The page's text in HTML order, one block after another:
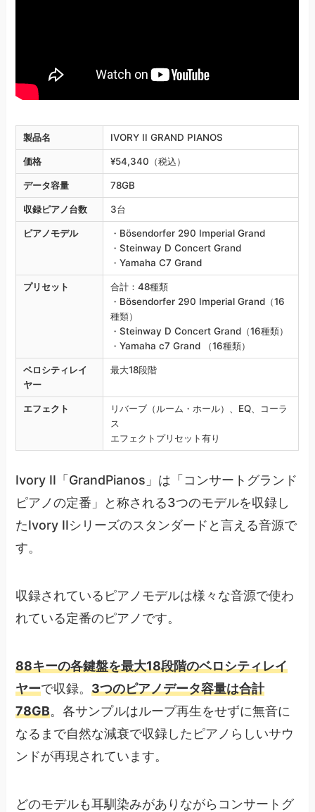
製品名 IVORY II GRAND PIANOS
価格 ¥54,340（税込）
データ容量 78GB
収録ピアノ台数 3台
ピアノモデル
・Bösendorfer 290 Imperial Grand
・Steinway D Concert Grand
・Yamaha C7 Grand
プリセット
合計：48種類
・Bösendorfer 290 Imperial Grand（16
種類）
・Steinway D Concert Grand（16種類）
・Yamaha c7 Grand （16種類）
ベロシティレイ
ヤー
最大18段階
エフェクト
リバーブ（ルーム・ホール）、EQ、コーラ
ス
エフェクトプリセット有り
Ivory II「GrandPianos」は「コンサートグランド
ピアノの定番」と称される3つのモデルを収録し
たIvory IIシリーズのスタンダードと言える音源で
す。
収録されているピアノモデルは様々な音源で使わ
れている定番のピアノです。
88キーの各鍵盤を最大18段階のベロシティレイ
ヤーで収録。3つのピアノデータ容量は合計
78GB。各サンプルはループ再生をせずに無音に
なるまで自然な減衰で収録したピアノらしいサウ
ンドが再現されています。
どのモデルも耳馴染みがありながらコンサートグ